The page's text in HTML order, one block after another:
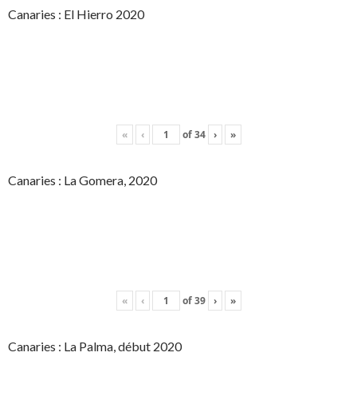
Canaries : El Hierro 2020
« ‹ of34 › »
Canaries : La Gomera, 2020
« ‹ of39 › »
Canaries : La Palma, début 2020